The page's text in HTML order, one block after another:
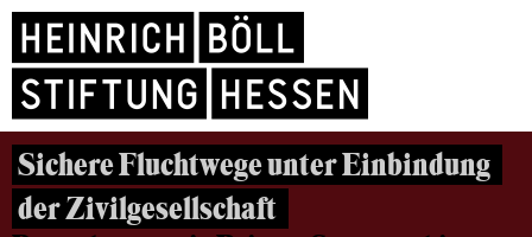
Sichere Fluchtwege unter Einbindung
der Zivilgesellschaft